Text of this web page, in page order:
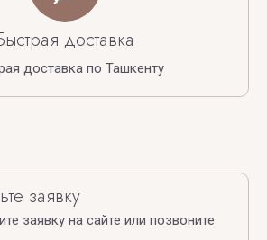
доставка
доставка по Ташкенту
заявку
заявку на сайте или позвоните